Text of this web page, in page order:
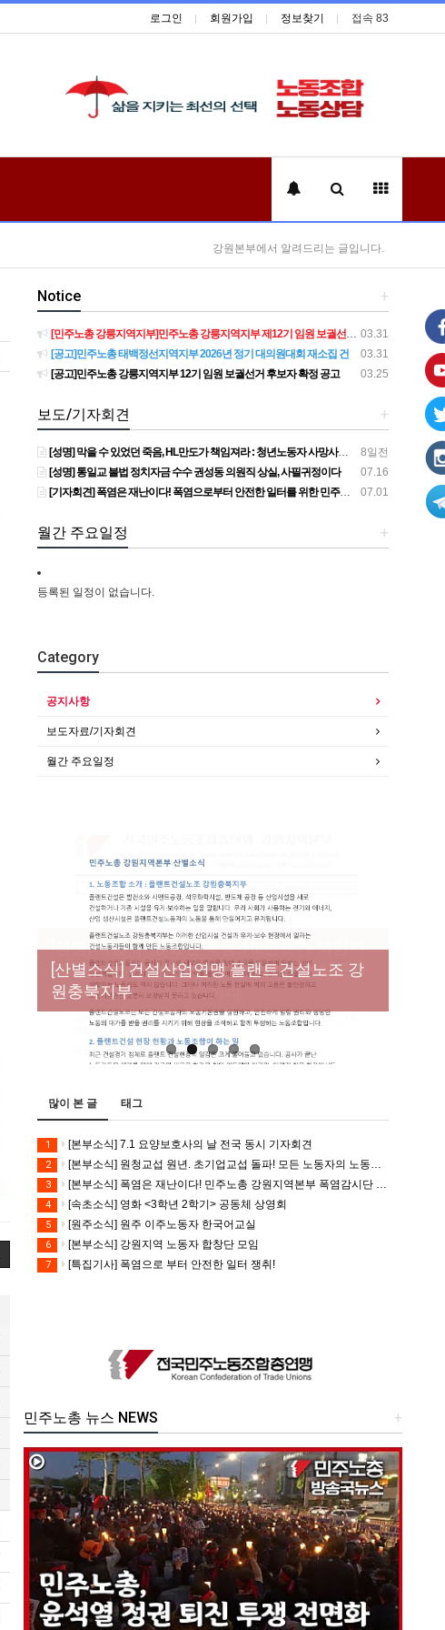
로그인 회원가입 정보찾기 접속 83
강원본부에서 알려드리는 글입니다.
+
Notice
03.31
[민주노총 강릉지역지부]민주노총 강릉지역지부 제12기 임원 보궐선거결과 공고
03.31
[공고]민주노총 태백정선지역지부 2026년 정기 대의원대회 재소집 건
03.25
[공고]민주노총 강릉지역지부 12기 임원 보궐선거 후보자 확정 공고
+
보도/기자회견
8일전
[성명] 막을 수 있었던 죽음, HL만도가 책임져라 : 청년노동자 사망사고의 철저한 진상규명과 재발방지 대책 마련하라
07.16
[성명] 통일교 불법 정치자금 수수 권성동 의원직 상실, 사필귀정이다
07.01
[기자회견] 폭염은 재난이다! 폭염으로부터 안전한 일터를 위한 민주노총 강원지역본부 폭염감시단 선포 기자회견
+
월간 주요일정
등록된 일정이 없습니다.
Category
공지사항
보도자료/기자회견
월간 주요일정
[성명] 막을 수 있었던 죽음, HL만도가 책임져
라 : 청년노동자 사망사고의 철저한 진상규명
과 재발방지 대책 마련하라
[산별소식] 건설산업연맹 플랜트건설노조 강
원충북지부
[강릉,속초,원주,춘천] 폭염감시단 사업 이모저
모
[조합원☆인터뷰] 서비스연맹 전국학교비정
규직노동조합 강원지부 김유미 춘천지회장
[본부소식] 강원지역 노동자 합창단 모임
많이 본 글 태그
1 [본부소식] 7.1 요양보호사의 날 전국 동시 기자회견
2 [본부소식] 원청교섭 원년. 초기업교섭 돌파! 모든 노동자의 노동기본권 쟁취! 민주노총 7.15 총파업대회
3 [본부소식] 폭염은 재난이다! 민주노총 강원지역본부 폭염감시단 선포 기자회견
4 [속초소식] 영화 <3학년 2학기> 공동체 상영회
5 [원주소식] 원주 이주노동자 한국어교실
6 [본부소식] 강원지역 노동자 합창단 모임
7 [특집기사] 폭염으로 부터 안전한 일터 쟁취!
+
민주노총 뉴스 NEWS